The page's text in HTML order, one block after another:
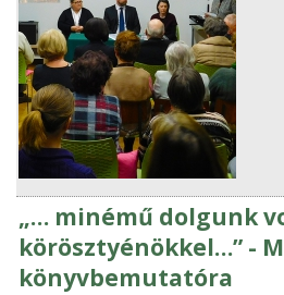
„… minémű dolgunk
körösztyénökkel…” -
könyvbemutatóra